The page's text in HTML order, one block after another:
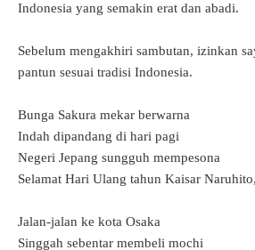
Indonesia yang semakin erat dan abadi.
Sebelum mengakhiri sambutan, izinkan
pantun sesuai tradisi Indonesia.
Bunga Sakura mekar berwarna
Indah dipandang di hari pagi
Negeri Jepang sungguh mempesona
Selamat Hari Ulang tahun Kaisar
Jalan-jalan ke kota Osaka
Singgah sebentar membeli mochi